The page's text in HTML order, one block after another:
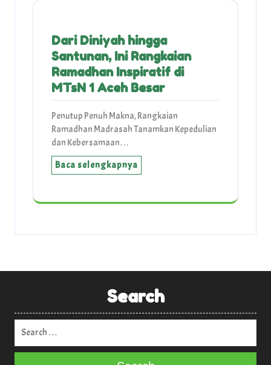
Dari Diniyah hingga
Santunan, Ini Rangkaian
Ramadhan Inspiratif di
MTsN 1 Aceh Besar
Penutup Penuh Makna, Rangkaian
Ramadhan Madrasah Tanamkan Kepedulian
dan Kebersamaan…
Baca selengkapnya
Search